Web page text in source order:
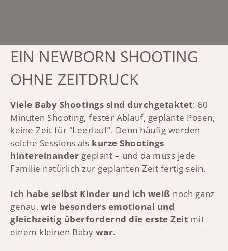
EIN NEWBORN SHOOTING
OHNE ZEITDRUCK
Viele Baby Shootings sind durchgetaktet: 60
Minuten Shooting, fester Ablauf, geplante Posen,
keine Zeit für “Leerlauf”. Denn häufig werden
solche Sessions als kurze Shootings
hintereinander geplant – und da muss jede
Familie natürlich zur geplanten Zeit fertig sein.
Ich habe selbst Kinder und ich weiß noch ganz
genau, wie besonders emotional und
gleichzeitig überfordernd die erste Zeit mit
einem kleinen Baby war.